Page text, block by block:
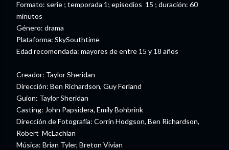
Formato: serie ; temporada 1; episodios 15 ; duración: 60
minutos
Género: drama
Plataforma: SkySouthtime
Edad recomendada: mayores de entre 15 y 18 años
Creador: Taylor Sheridan
Dirección: Ben Richardson, Guy Ferland
Guion: Taylor Sheridan
Casting: John Papsidera, Emily Bohbrink
Dirección de Fotografía: Corrin Hodgson, Ben Richardson,
Robert McLachlan
Música: Brian Tyler, Breton Vivian